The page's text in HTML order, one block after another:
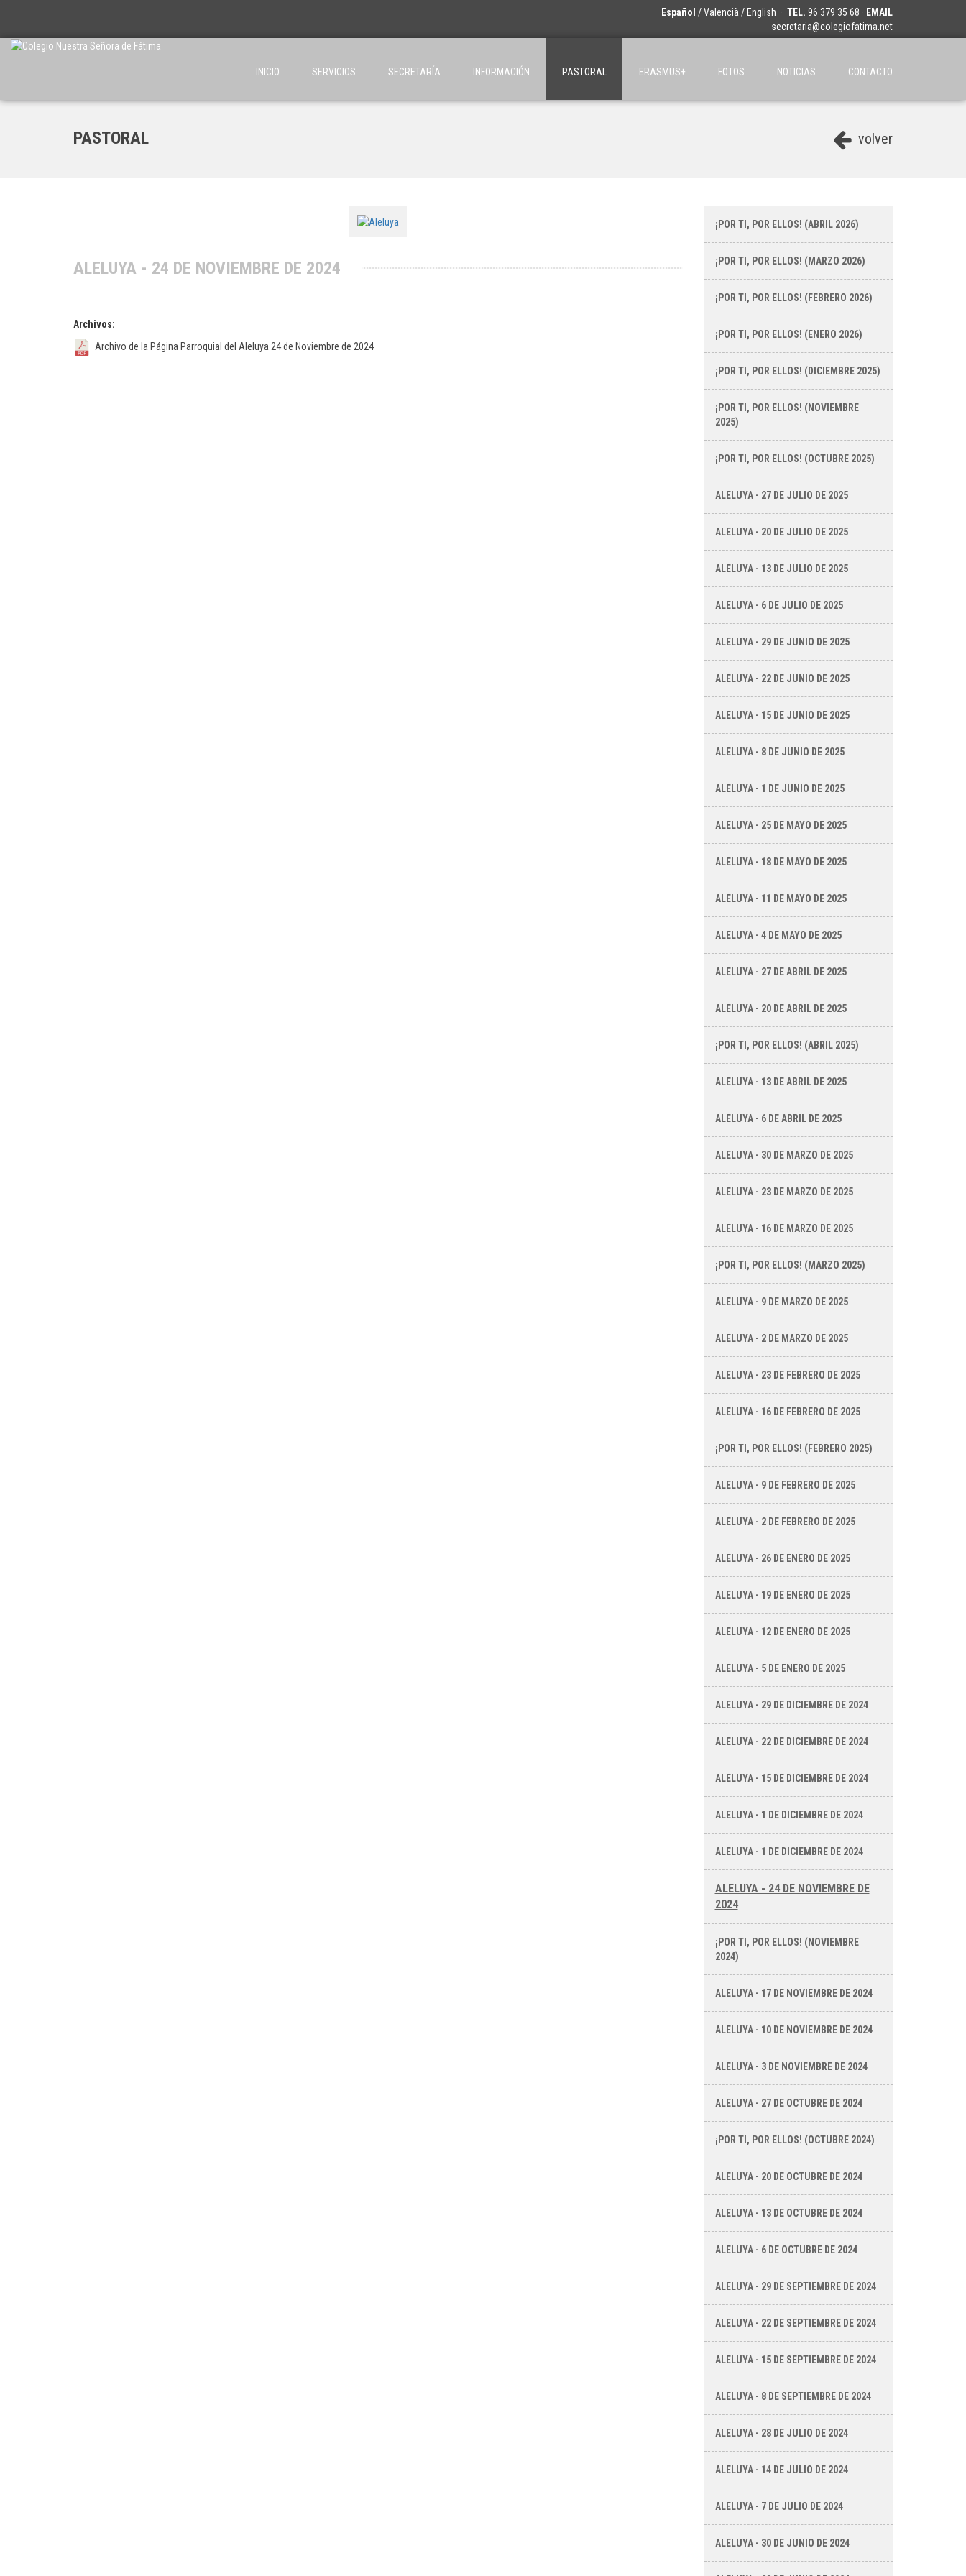
Español /Valencià / English · TEL. 96 379 35 68 · EMAIL
secretaria@colegiofatima.net
INICIO SERVICIOS SECRETARÍA INFORMACIÓN PASTORAL ERASMUS+ FOTOS NOTICIAS CONTACTO
volver
PASTORAL
ALELUYA - 24 DE NOVIEMBRE DE 2024
Archivos:
Archivo de la Página Parroquial del Aleluya 24 de Noviembre de 2024
¡POR TI, POR ELLOS! (ABRIL 2026)
¡POR TI, POR ELLOS! (MARZO 2026)
¡POR TI, POR ELLOS! (FEBRERO 2026)
¡POR TI, POR ELLOS! (ENERO 2026)
¡POR TI, POR ELLOS! (DICIEMBRE 2025)
¡POR TI, POR ELLOS! (NOVIEMBRE
2025)
¡POR TI, POR ELLOS! (OCTUBRE 2025)
ALELUYA - 27 DE JULIO DE 2025
ALELUYA - 20 DE JULIO DE 2025
ALELUYA - 13 DE JULIO DE 2025
ALELUYA - 6 DE JULIO DE 2025
ALELUYA - 29 DE JUNIO DE 2025
ALELUYA - 22 DE JUNIO DE 2025
ALELUYA - 15 DE JUNIO DE 2025
ALELUYA - 8 DE JUNIO DE 2025
ALELUYA - 1 DE JUNIO DE 2025
ALELUYA - 25 DE MAYO DE 2025
ALELUYA - 18 DE MAYO DE 2025
ALELUYA - 11 DE MAYO DE 2025
ALELUYA - 4 DE MAYO DE 2025
ALELUYA - 27 DE ABRIL DE 2025
ALELUYA - 20 DE ABRIL DE 2025
¡POR TI, POR ELLOS! (ABRIL 2025)
ALELUYA - 13 DE ABRIL DE 2025
ALELUYA - 6 DE ABRIL DE 2025
ALELUYA - 30 DE MARZO DE 2025
ALELUYA - 23 DE MARZO DE 2025
ALELUYA - 16 DE MARZO DE 2025
¡POR TI, POR ELLOS! (MARZO 2025)
ALELUYA - 9 DE MARZO DE 2025
ALELUYA - 2 DE MARZO DE 2025
ALELUYA - 23 DE FEBRERO DE 2025
ALELUYA - 16 DE FEBRERO DE 2025
¡POR TI, POR ELLOS! (FEBRERO 2025)
ALELUYA - 9 DE FEBRERO DE 2025
ALELUYA - 2 DE FEBRERO DE 2025
ALELUYA - 26 DE ENERO DE 2025
ALELUYA - 19 DE ENERO DE 2025
ALELUYA - 12 DE ENERO DE 2025
ALELUYA - 5 DE ENERO DE 2025
ALELUYA - 29 DE DICIEMBRE DE 2024
ALELUYA - 22 DE DICIEMBRE DE 2024
ALELUYA - 15 DE DICIEMBRE DE 2024
ALELUYA - 1 DE DICIEMBRE DE 2024
ALELUYA - 1 DE DICIEMBRE DE 2024
ALELUYA - 24 DE NOVIEMBRE DE
2024
¡POR TI, POR ELLOS! (NOVIEMBRE
2024)
ALELUYA - 17 DE NOVIEMBRE DE 2024
ALELUYA - 10 DE NOVIEMBRE DE 2024
ALELUYA - 3 DE NOVIEMBRE DE 2024
ALELUYA - 27 DE OCTUBRE DE 2024
¡POR TI, POR ELLOS! (OCTUBRE 2024)
ALELUYA - 20 DE OCTUBRE DE 2024
ALELUYA - 13 DE OCTUBRE DE 2024
ALELUYA - 6 DE OCTUBRE DE 2024
ALELUYA - 29 DE SEPTIEMBRE DE 2024
ALELUYA - 22 DE SEPTIEMBRE DE 2024
ALELUYA - 15 DE SEPTIEMBRE DE 2024
ALELUYA - 8 DE SEPTIEMBRE DE 2024
ALELUYA - 28 DE JULIO DE 2024
ALELUYA - 14 DE JULIO DE 2024
ALELUYA - 7 DE JULIO DE 2024
ALELUYA - 30 DE JUNIO DE 2024